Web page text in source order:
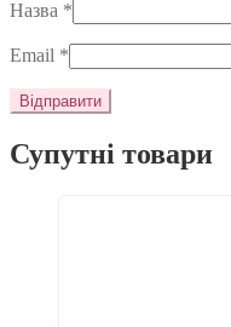
Назва *
Email *
Супутні товари